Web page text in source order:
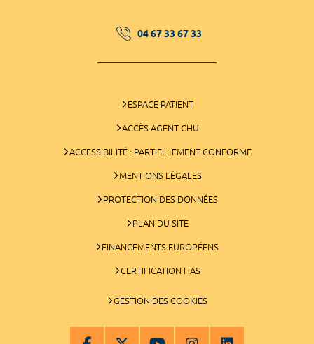
04 67 33 67 33
ESPACE PATIENT
ACCÈS AGENT CHU
ACCESSIBILITÉ : PARTIELLEMENT CONFORME
MENTIONS LÉGALES
PROTECTION DES DONNÉES
PLAN DU SITE
FINANCEMENTS EUROPÉENS
CERTIFICATION HAS
GESTION DES COOKIES